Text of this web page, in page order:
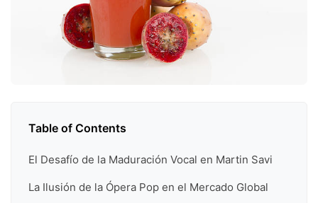
Table of Contents
El Desafío de la Maduración Vocal en Martin Savi
La Ilusión de la Ópera Pop en el Mercado Global